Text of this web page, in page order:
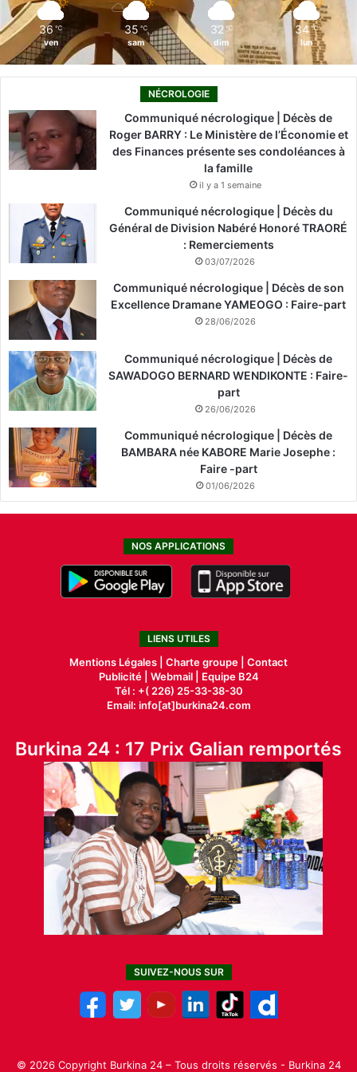
36 ℃
ven
35 ℃
sam
32 ℃
dim
34 ℃
lun
NÉCROLOGIE
Communiqué nécrologique | Décès de
Roger BARRY : Le Ministère de l’Économie et
des Finances présente ses condoléances à
la famille
il y a 1 semaine
Communiqué nécrologique | Décès du
Général de Division Nabéré Honoré TRAORÉ
: Remerciements
03/07/2026
Communiqué nécrologique | Décès de son
Excellence Dramane YAMEOGO : Faire-part
28/06/2026
Communiqué nécrologique | Décès de
SAWADOGO BERNARD WENDIKONTE : Faire-
part
26/06/2026
Communiqué nécrologique | Décès de
BAMBARA née KABORE Marie Josephe :
Faire -part
01/06/2026
NOS APPLICATIONS
LIENS UTILES
Mentions Légales | Charte groupe | Contact
Publicité| Webmail |
Equipe B24
Tél : +( 226) 25-33-38-30
Email: info[at]burkina24.com
Burkina 24 : 17 Prix Galian remportés
SUIVEZ-NOUS SUR
© 2026 Copyright Burkina 24 – Tous droits réservés - Burkina 24